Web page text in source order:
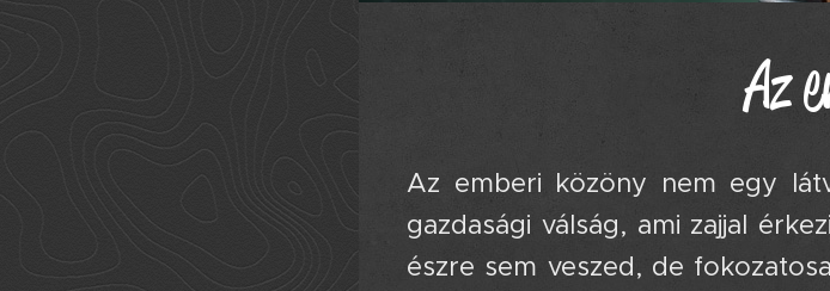
Az
Az emberi közöny nem egy
gazdasági válság, ami zajjal
észre sem veszed, de